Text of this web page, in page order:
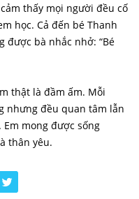
thấy mọi người đều cố
học. Cả đến bé Thanh
được bà nhắc nhở: “Bé
thật là đầm ấm. Mỗi
nhưng đều quan tâm lẫn
mong được sống
thân yêu.